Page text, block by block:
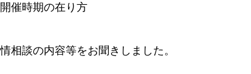
催時期の在り方
相談の内容等をお聞きしました。